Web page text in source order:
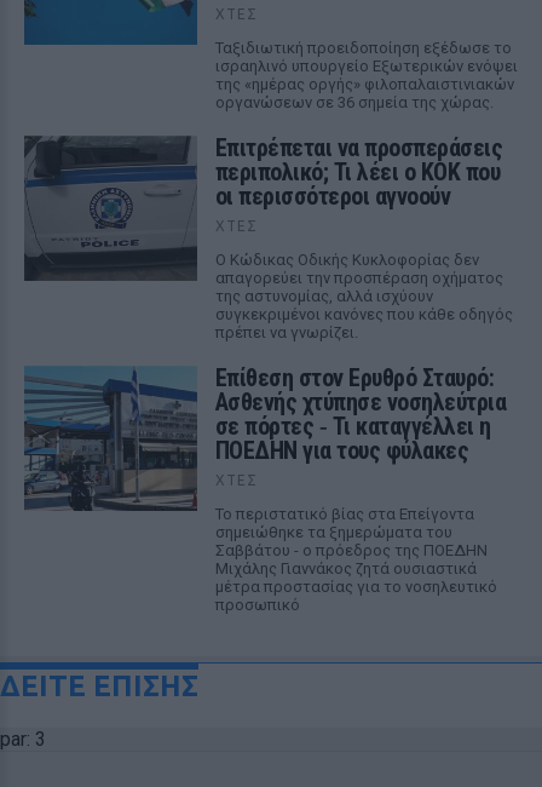
ΧΤΕΣ
Ταξιδιωτική προειδοποίηση εξέδωσε το
ισραηλινό υπουργείο Εξωτερικών ενόψει
της «ημέρας οργής» φιλοπαλαιστινιακών
οργανώσεων σε 36 σημεία της χώρας.
Επιτρέπεται να προσπεράσεις
περιπολικό; Τι λέει ο ΚΟΚ που
οι περισσότεροι αγνοούν
ΧΤΕΣ
Ο Κώδικας Οδικής Κυκλοφορίας δεν
απαγορεύει την προσπέραση οχήματος
της αστυνομίας, αλλά ισχύουν
συγκεκριμένοι κανόνες που κάθε οδηγός
πρέπει να γνωρίζει.
Επίθεση στον Ερυθρό Σταυρό:
Ασθενής χτύπησε νοσηλεύτρια
σε πόρτες ‑ Τι καταγγέλλει η
ΠΟΕΔΗΝ για τους φύλακες
ΧΤΕΣ
Το περιστατικό βίας στα Επείγοντα
σημειώθηκε τα ξημερώματα του
Σαββάτου - ο πρόεδρος της ΠΟΕΔΗΝ
Μιχάλης Γιαννάκος ζητά ουσιαστικά
μέτρα προστασίας για το νοσηλευτικό
προσωπικό
ΔΕΙΤΕ ΕΠΙΣΗΣ
par: 3